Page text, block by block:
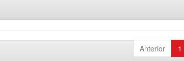
Anterior 1